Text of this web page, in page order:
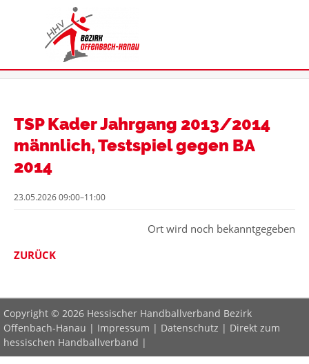
TSP Kader Jahrgang 2013/2014
männlich, Testspiel gegen BA
2014
23.05.2026 09:00–11:00
Ort wird noch bekanntgegeben
ZURÜCK
Copyright © 2026 Hessischer Handballverband Bezirk
Offenbach-Hanau | Impressum | Datenschutz | Direkt zum
hessischen Handballverband |